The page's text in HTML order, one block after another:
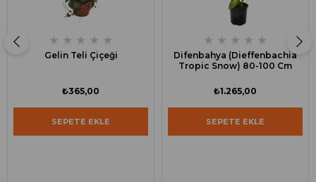
★ ★ ★ ★ ★
Gelin Teli Çiçeği
₺365,00
SEPETE EKLE
★ ★ ★ ★ ★
Difenbahya (Dieffenbachia
Tropic Snow) 80-100 Cm
₺1.265,00
SEPETE EKLE